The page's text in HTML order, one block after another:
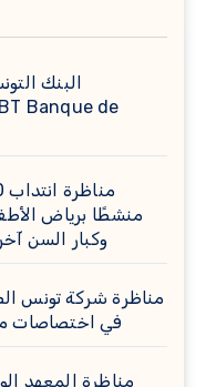
البنك
منشطًا برياض
وكبار السن آخر أجل
في اختصاصات مختلفة
مناظرة المعهد